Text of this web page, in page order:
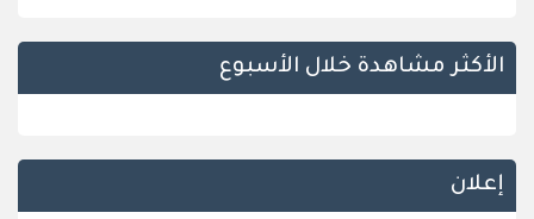
الأكثر مشاهدة خلال الأسبوع
إعلان